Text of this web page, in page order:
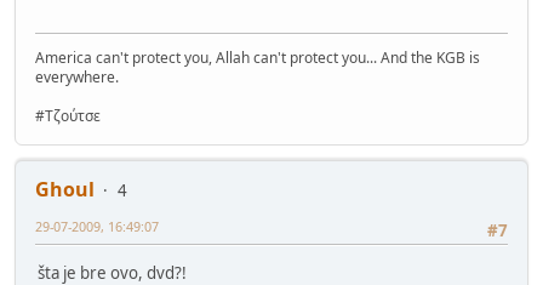
http://rapidshare.com/files/110823707/
http://rapidshare.com/files/110813580/
http://rapidshare.com/files/110803794/
http://rapidshare.com/files/110793871/
http://rapidshare.com/files/110764259/
http://rapidshare.com/files/110754105/
http://rapidshare.com/files/110745031/
http://rapidshare.com/files/110737655/
America can't protect you, Allah can't protect you... And the KGB is
everywhere.
#Τζούτσε
Ghoul
4
#7
29-07-2009, 16:49:07
šta je bre ovo, dvd?!